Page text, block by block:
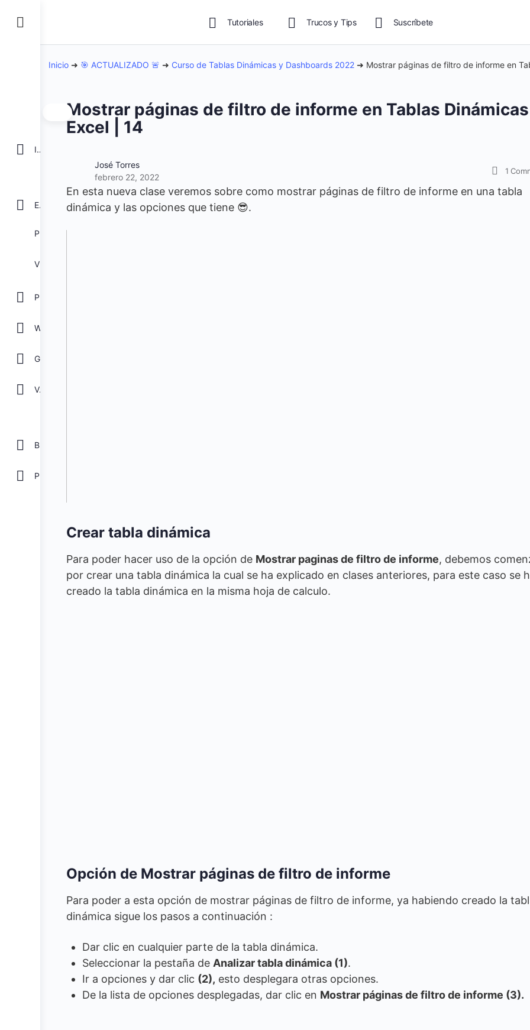
INICIO
EXCEL
VBA para Macros
GOOGLE
Ver todos
Biblioteca
Tutoriales Trucos y Tips Suscríbete
Inicio ➜ 🎯 ACTUALIZADO 🚨 ➜ Curso de Tablas Dinámicas y Dashboards 2022 ➜ Mostrar páginas de filtro de informe en
Mostrar páginas de filtro de informe en Tablas Dinámicas
Excel | 14
José Torres
febrero 22, 2022
1
En esta nueva clase veremos sobre como mostrar páginas de filtro de informe en una tabla
dinámica y las opciones que tiene 😎.
Crear tabla dinámica
Para poder hacer uso de la opción de Mostrar paginas de filtro de informe, debemos
por crear una tabla dinámica la cual se ha explicado en clases anteriores, para este caso se
creado la tabla dinámica en la misma hoja de calculo.
Opción de Mostrar páginas de filtro de informe
Para poder a esta opción de mostrar páginas de filtro de informe, ya habiendo creado la
dinámica sigue los pasos a continuación :
Dar clic en cualquier parte de la tabla dinámica.
Seleccionar la pestaña de Analizar tabla dinámica (1).
Ir a opciones y dar clic (2), esto desplegara otras opciones.
De la lista de opciones desplegadas, dar clic en Mostrar páginas de filtro de informe (3).